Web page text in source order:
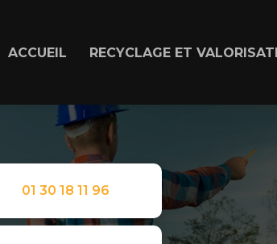
ACCUEIL RECYCLAGE ET
01 30 18 11 96